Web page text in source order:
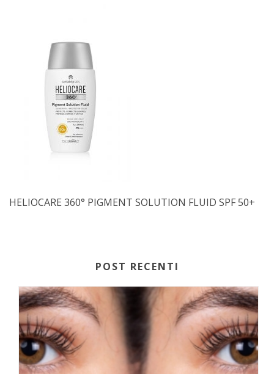
HELIOCARE 360° PIGMENT SOLUTION FLUID SPF 50+
POST RECENTI